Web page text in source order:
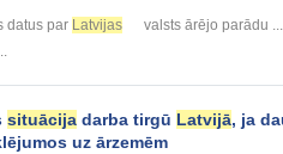
datus par Latvijas valsts ārējo parādu
situācija darba tirgū Latvijā, ja
uz ārzemēm